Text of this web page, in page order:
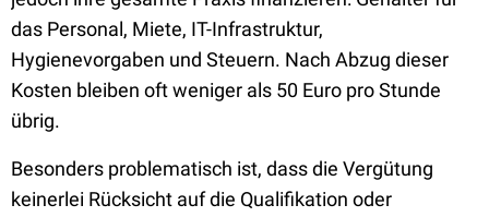
das Personal, Miete, IT-Infrastruktur,
Hygienevorgaben und Steuern. Nach Abzug dieser
Kosten bleiben oft weniger als 50 Euro pro Stunde
übrig.
Besonders problematisch ist, dass die Vergütung
keinerlei Rücksicht auf die Qualifikation oder